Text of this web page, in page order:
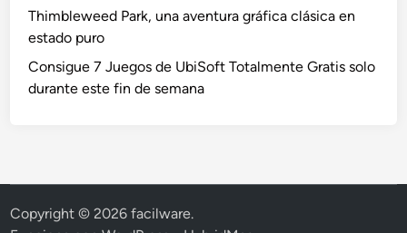
Thimbleweed Park, una aventura gráfica clásica en
estado puro
Consigue 7 Juegos de UbiSoft Totalmente Gratis solo
durante este fin de semana
Copyright © 2026facilware.